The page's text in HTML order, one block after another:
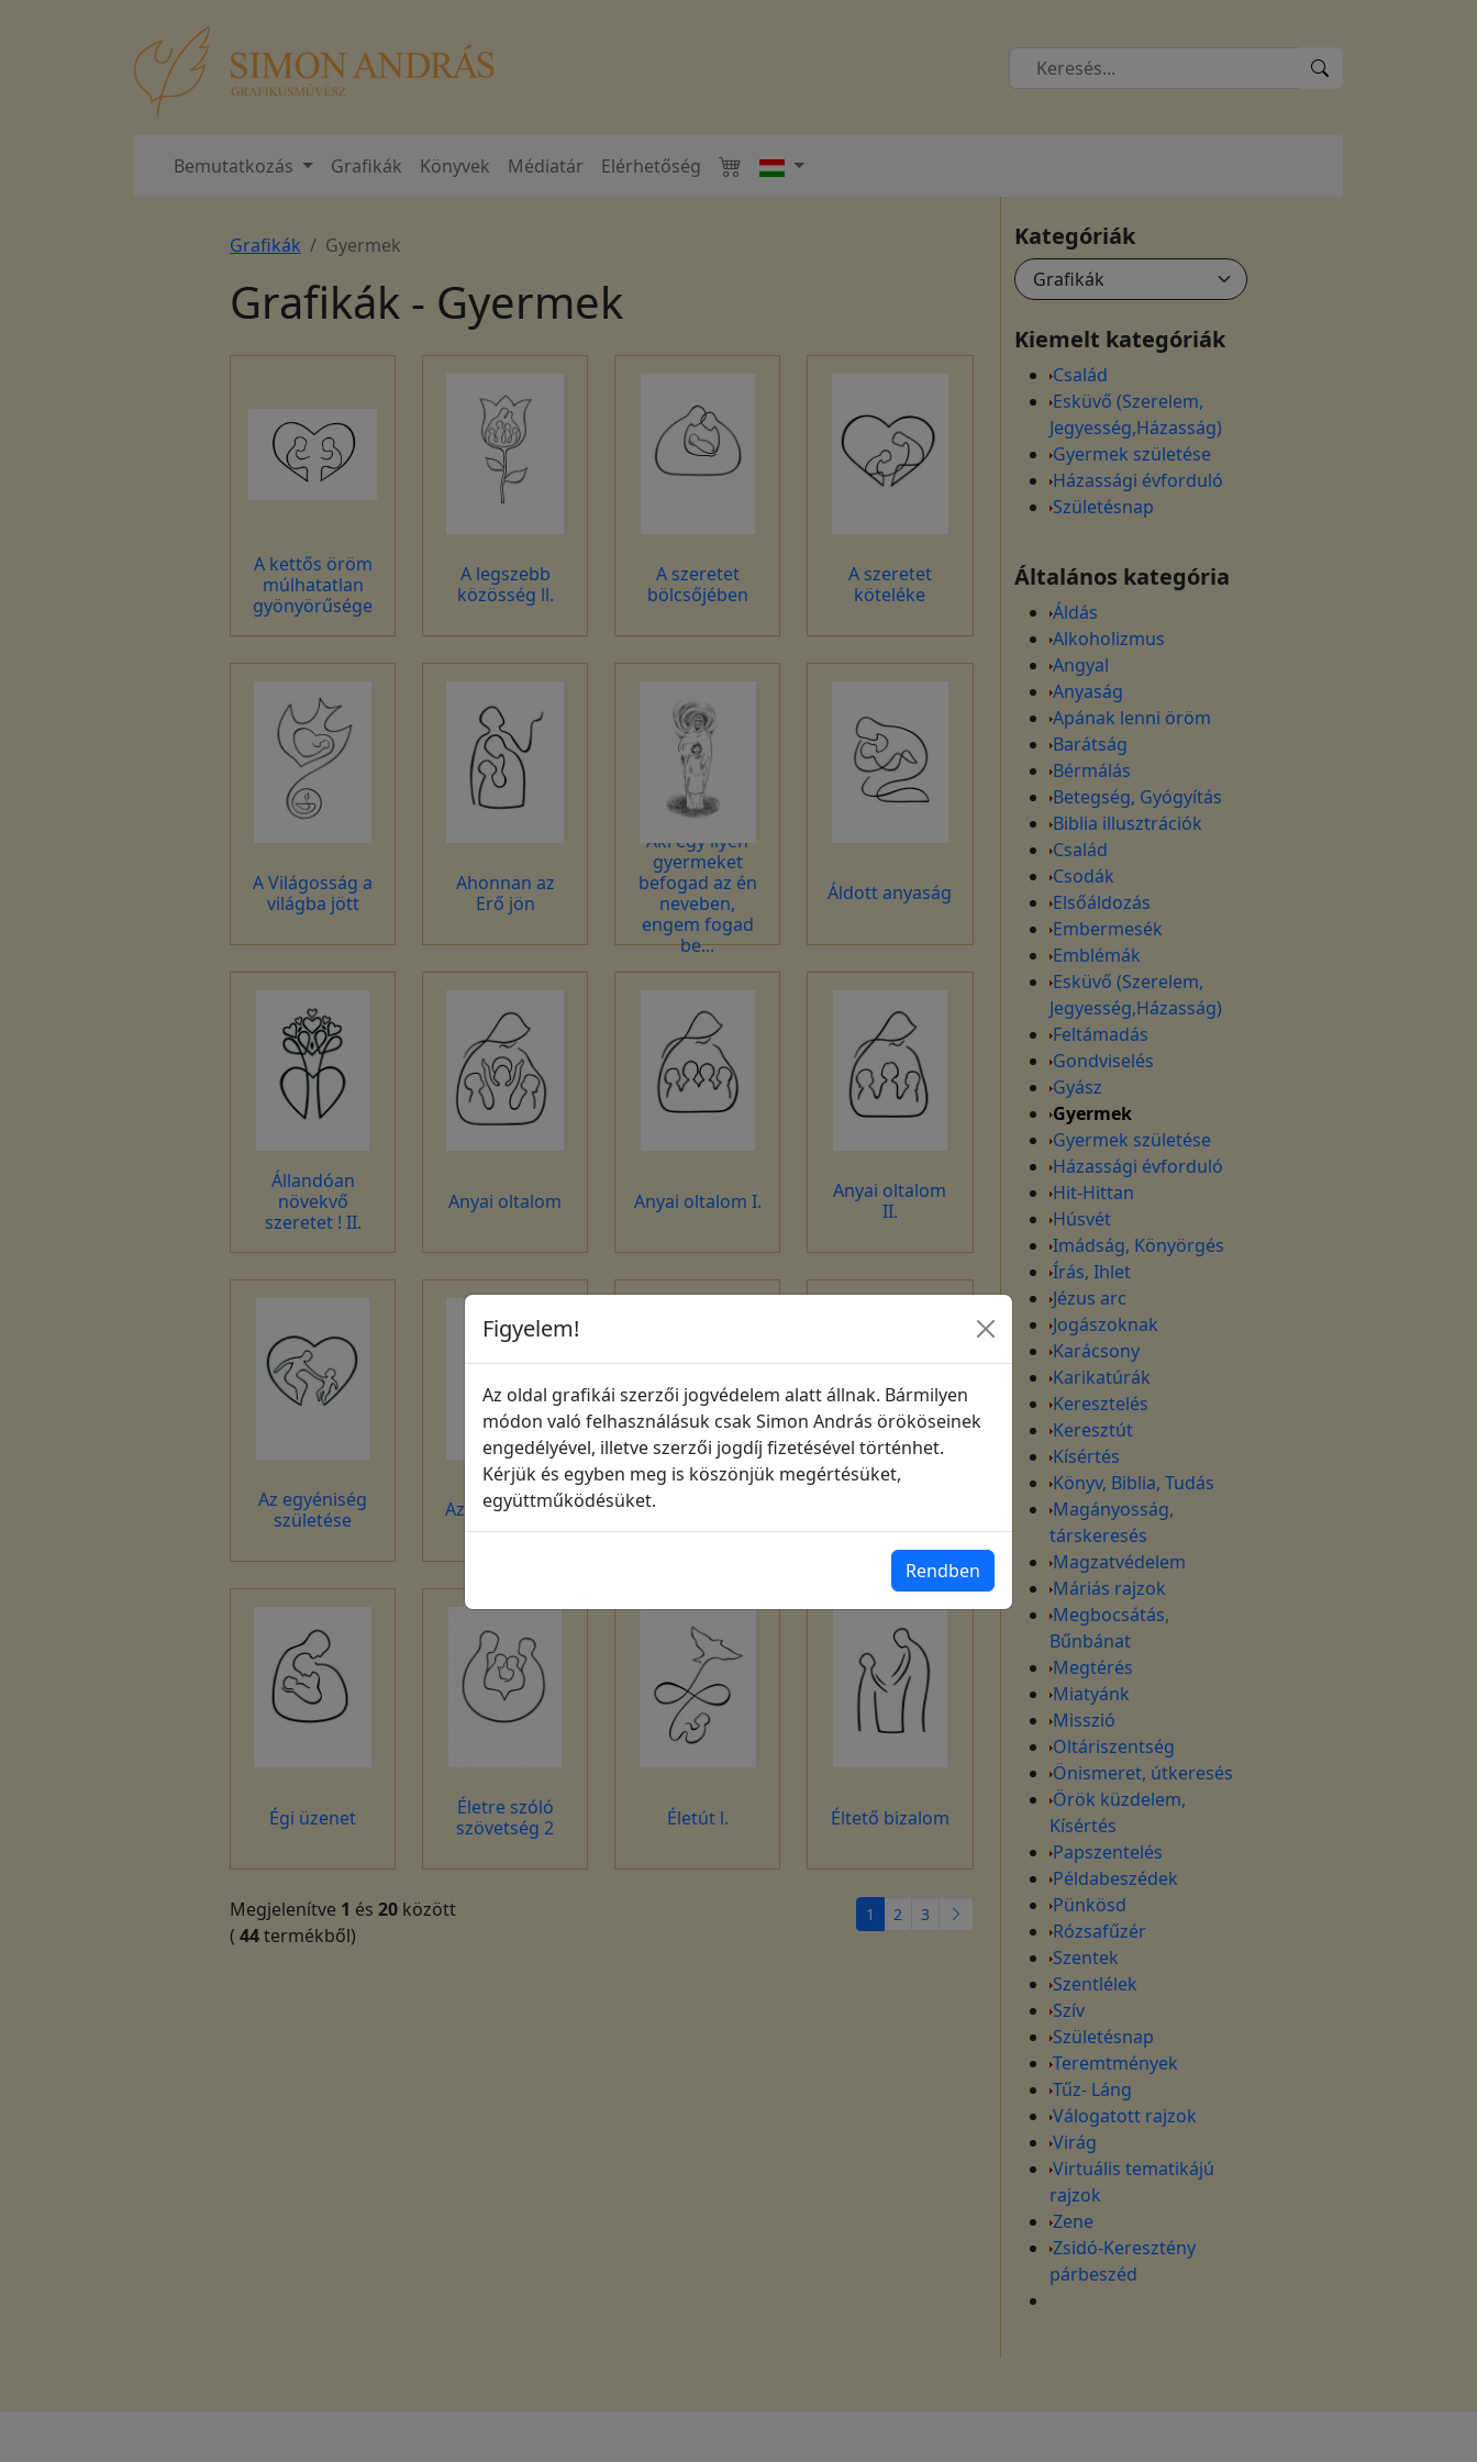
Bemutatkozás Grafikák Könyvek Médiatár Elérhetőség
Grafikák Gyermek
Grafikák - Gyermek
A kettős öröm
múlhatatlan
gyönyörűsége
A legszebb
közösség ll.
A szeretet
bölcsőjében
A szeretet
köteléke
A Világosság a
világba jött
Ahonnan az
Erő jön
Aki egy ilyen
gyermeket
befogad az én
neveben,
engem fogad
be...
Áldott anyaság
Állandóan
növekvő
szeretet ! II.
Anyai oltalom Anyai oltalom I.
Anyai oltalom
II.
Az egyéniség
születése
Az élet hangjai
Égi üzenet
Életre szóló
szövetség 2
Életút l. Éltető bizalom
Megjelenítve 1 és 20 között
( 44termékből)
1 2 3
Kategóriák
Kiemelt kategóriák
Család
Esküvő (Szerelem,
Jegyesség,Házasság)
Gyermek születése
Házassági évforduló
Születésnap
Általános kategória
Áldás
Alkoholizmus
Angyal
Anyaság
Apának lenni öröm
Barátság
Bérmálás
Betegség, Gyógyítás
Biblia illusztrációk
Család
Csodák
Elsőáldozás
Embermesék
Emblémák
Esküvő (Szerelem,
Jegyesség,Házasság)
Feltámadás
Gondviselés
Gyász
Gyermek
Gyermek születése
Házassági évforduló
Hit-Hittan
Húsvét
Imádság, Könyörgés
Írás, Ihlet
Jézus arc
Jogászoknak
Karácsony
Karikatúrák
Keresztelés
Keresztút
Kísértés
Könyv, Biblia, Tudás
Magányosság,
társkeresés
Magzatvédelem
Máriás rajzok
Megbocsátás,
Bűnbánat
Megtérés
Miatyánk
Misszió
Oltáriszentség
Önismeret, útkeresés
Örök küzdelem,
Kísértés
Papszentelés
Példabeszédek
Pünkösd
Rózsafűzér
Szentek
Szentlélek
Szív
Születésnap
Teremtmények
Tűz- Láng
Válogatott rajzok
Virág
Virtuális tematikájú
rajzok
Zene
Zsidó-Keresztény
párbeszéd
Figyelem!
Az oldal grafikái szerzői jogvédelem alatt állnak. Bármilyen
módon való felhasználásuk csak Simon András örököseinek
engedélyével, illetve szerzői jogdíj fizetésével történhet.
Kérjük és egyben meg is köszönjük megértésüket,
együttműködésüket.
Rendben